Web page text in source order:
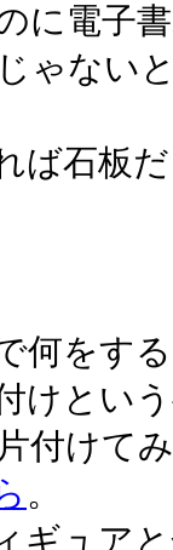
に電子
ゃない
ば石板
何をす
けとい
付けて
。
ギュア